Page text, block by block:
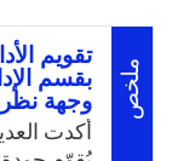
ملخص
تقويم
بقسم
وجهة نظر
أكدت